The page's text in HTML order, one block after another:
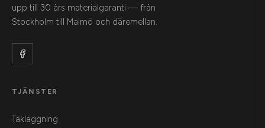
upp till 30 års materialgaranti — från
Stockholm till Malmö och däremellan.
TJÄNSTER
Takläggning